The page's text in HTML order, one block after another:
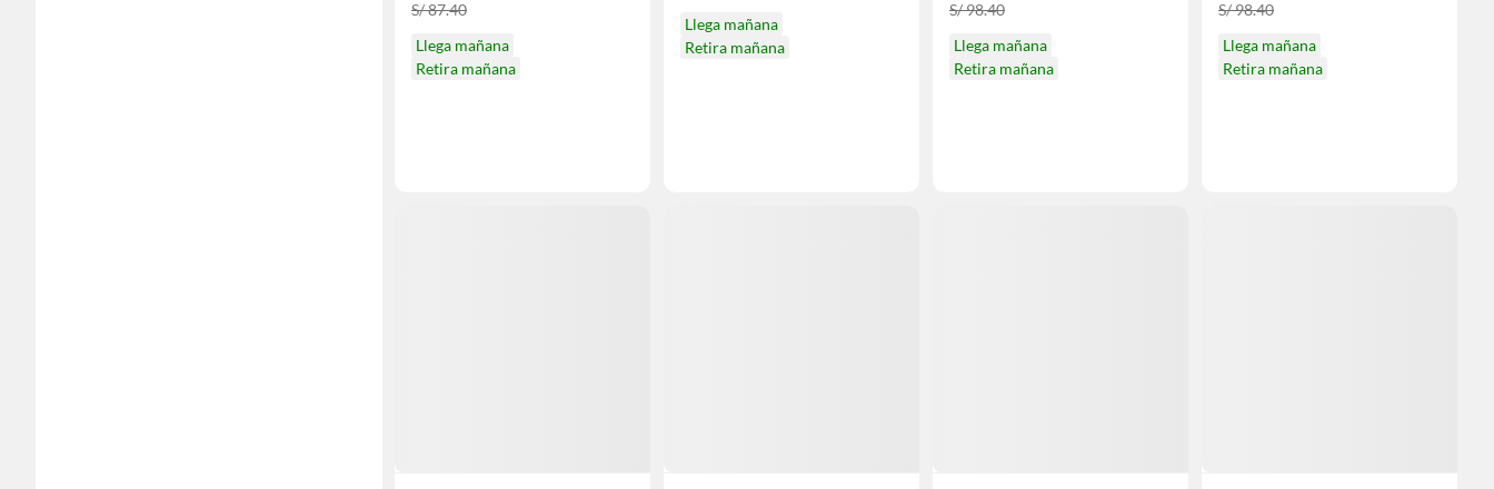
S/ 87.40
Llega mañana
Retira mañana
Llega mañana
Retira mañana
S/ 98.40
Llega mañana
Retira mañana
S/ 98.40
Llega mañana
Retira mañana